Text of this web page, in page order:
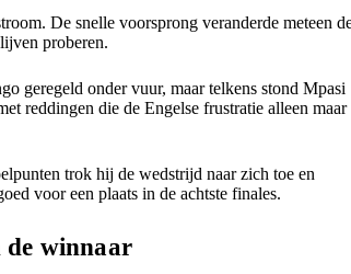
De snelle voorsprong veranderde meteen
proberen.
geregeld onder vuur, maar telkens stond Mpasi
reddingen die de Engelse frustratie alleen maar
trok hij de wedstrijd naar zich toe en
voor een plaats in de achtste finales.
de winnaar